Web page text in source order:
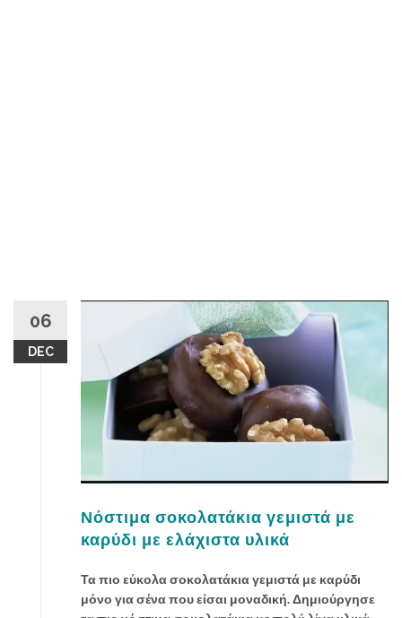
06
DEC
Νόστιμα σοκολατάκια γεμιστά με
καρύδι με ελάχιστα υλικά
Τα πιο εύκολα σοκολατάκια γεμιστά με καρύδι
μόνο για σένα που είσαι μοναδική. Δημιούργησε